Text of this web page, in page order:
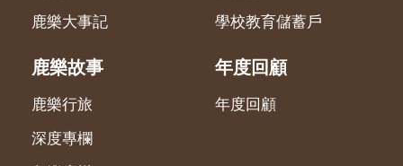
鹿樂大事記 學校教育儲蓄戶
鹿樂故事
鹿樂行旅
深度專欄
年度回顧
年度回顧